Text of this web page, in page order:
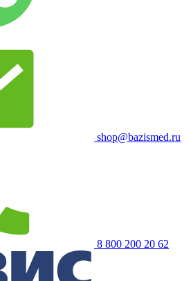
shop@bazismed.ru
8 800 200 20 62